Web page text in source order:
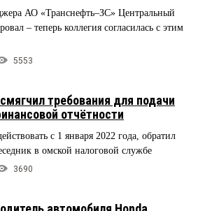
АО «Транснефть–ЗС» Центральный
– теперь коллегия согласилась с этим
5553
требования для подачи
отчётности
с 1 января 2022 года, обратил
в омской налоговой службе
3690